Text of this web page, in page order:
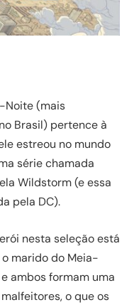
Noite (mais
Brasil) pertence à
estreou no mundo
série chamada
Wildstorm (e essa
pela DC).
nesta seleção está
marido do Meia-
ambos formam uma
o que os